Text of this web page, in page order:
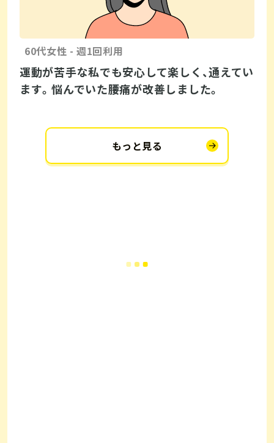
60代女性 - 週1回利用
運動が苦手な私でも安心して楽しく、通えてい
ます。悩んでいた腰痛が改善しました。
もっと見る